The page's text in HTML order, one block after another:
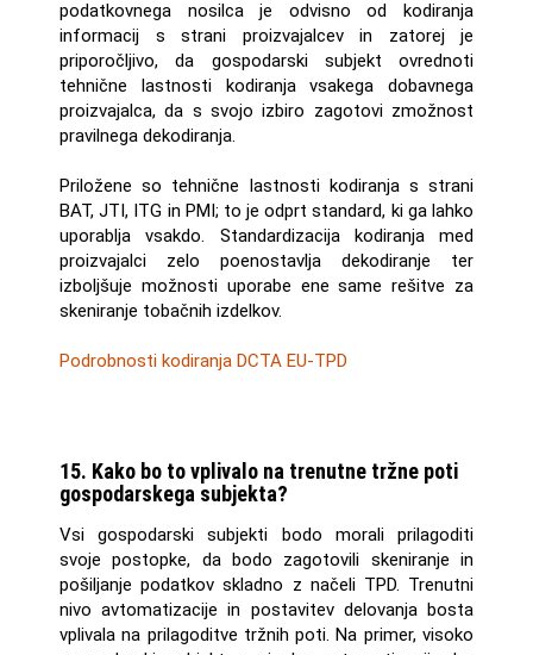
podatkovnega nosilca je odvisno od kodiranja
informacij s strani proizvajalcev in zatorej je
priporočljivo, da gospodarski subjekt ovrednoti
tehnične lastnosti kodiranja vsakega dobavnega
proizvajalca, da s svojo izbiro zagotovi zmožnost
pravilnega dekodiranja.
Priložene so tehnične lastnosti kodiranja s strani
BAT, JTI, ITG in PMI; to je odprt standard, ki ga lahko
uporablja vsakdo. Standardizacija kodiranja med
proizvajalci zelo poenostavlja dekodiranje ter
izboljšuje možnosti uporabe ene same rešitve za
skeniranje tobačnih izdelkov.
Podrobnosti kodiranja DCTA EU-TPD
15. Kako bo to vplivalo na trenutne tržne poti
gospodarskega subjekta?
Vsi gospodarski subjekti bodo morali prilagoditi
svoje postopke, da bodo zagotovili skeniranje in
pošiljanje podatkov skladno z načeli TPD. Trenutni
nivo avtomatizacije in postavitev delovanja bosta
vplivala na prilagoditve tržnih poti. Na primer, visoko